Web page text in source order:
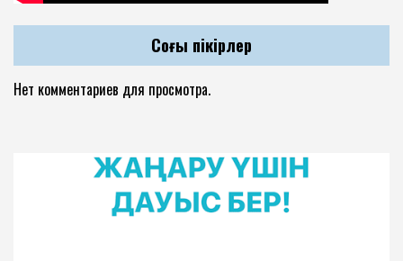
Соңғы пікірлер
Нет комментариев для просмотра.